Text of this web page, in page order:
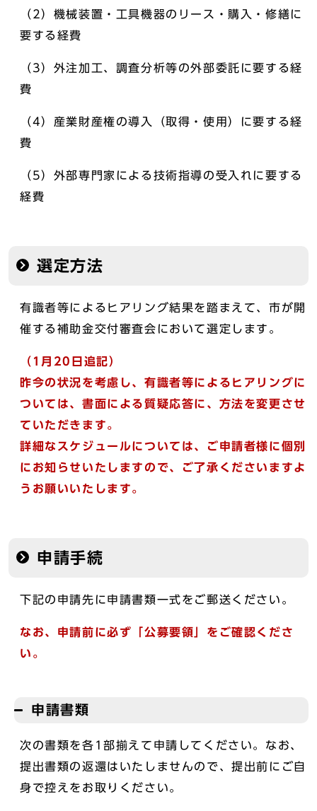
（2）機械装置・工具機器のリース・購入・修繕に
要する経費
（3）外注加工、調査分析等の外部委託に要する経
費
（4）産業財産権の導入（取得・使用）に要する経
費
（5）外部専門家による技術指導の受入れに要する
経費
選定方法
有識者等によるヒアリング結果を踏まえて、市が開
催する補助金交付審査会において選定します。
（1月20日追記）
昨今の状況を考慮し、有識者等によるヒアリングに
ついては、書面による質疑応答に、方法を変更させ
ていただきます。
詳細なスケジュールについては、ご申請者様に個別
にお知らせいたしますので、ご了承くださいますよ
うお願いいたします。
申請手続
下記の申請先に申請書類一式をご郵送ください。
なお、申請前に必ず「公募要領」をご確認くださ
い。
申請書類
次の書類を各1部揃えて申請してください。なお、
提出書類の返還はいたしませんので、提出前にご自
身で控えをお取りください。